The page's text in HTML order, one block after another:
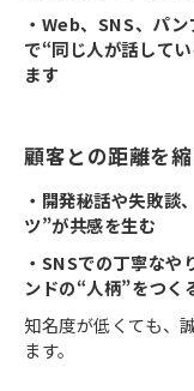
・Web、SNS、パ
で“同じ人が話して
ます
顧客との距離を
・開発秘話や失敗談
ツ”が共感を生む
・SNSでの丁寧なや
ンドの“人柄”をつく
知名度が低くても、
ます。